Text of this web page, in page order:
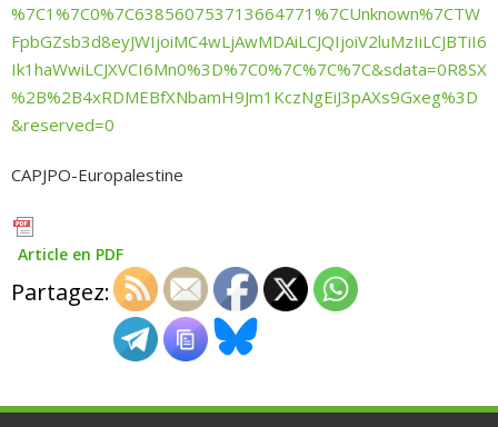
%7C1%7C0%7C638560753713664771%7CUnknown%7CTW
FpbGZsb3d8eyJWIjoiMC4wLjAwMDAiLCJQIjoiV2luMzIiLCJBTiI6
Ik1haWwiLCJXVCI6Mn0%3D%7C0%7C%7C%7C&sdata=0R8SX
%2B%2B4xRDMEBfXNbamH9Jm1KczNgEiJ3pAXs9Gxeg%3D
&reserved=0
CAPJPO-Europalestine
Article en PDF
Partagez: